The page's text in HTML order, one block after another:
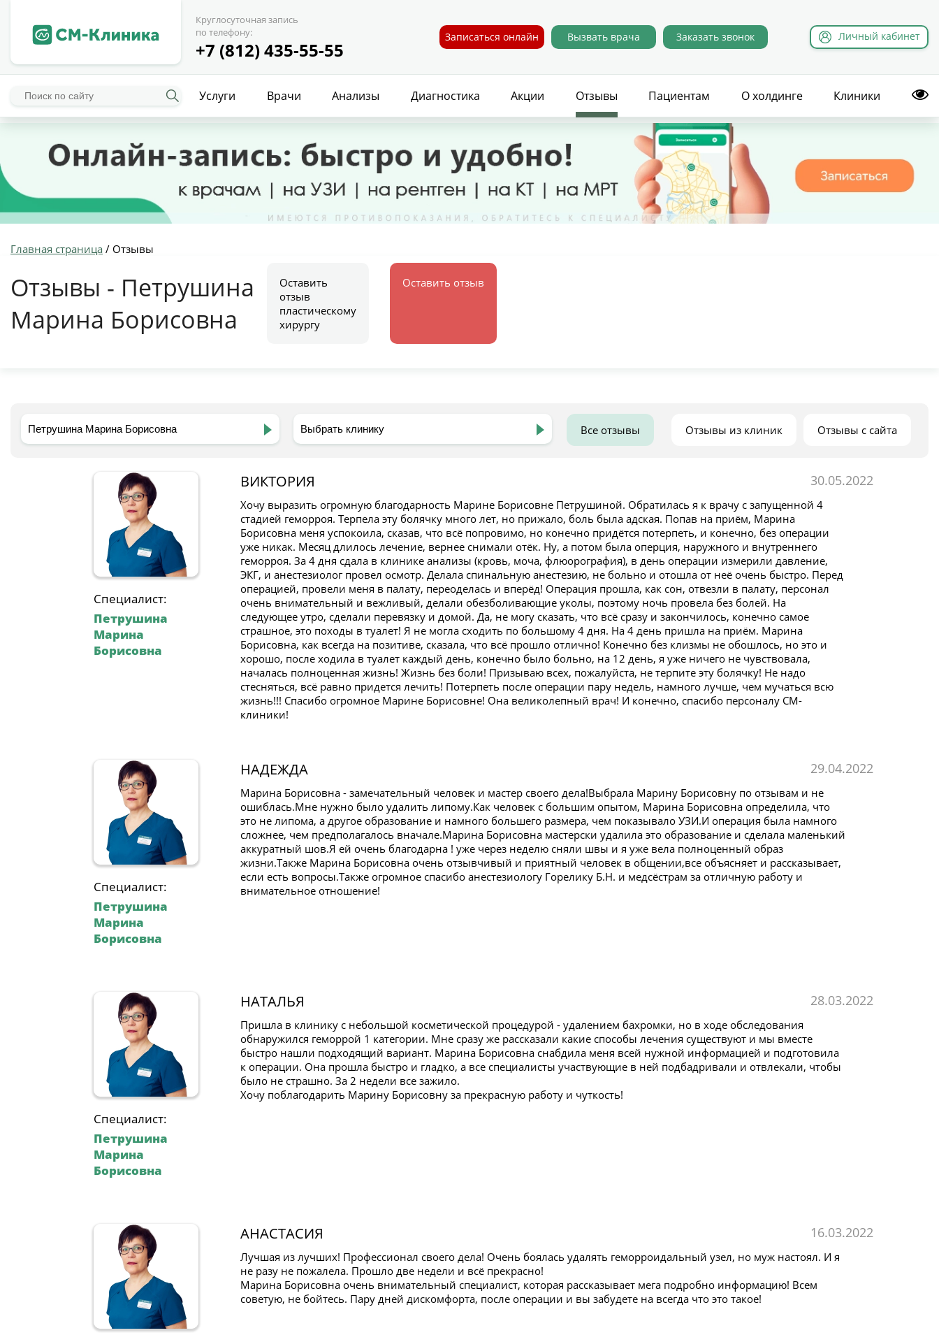
Круглосуточная запись
по телефону:
+7 (812) 435-55-55
Записаться онлайн Вызвать врача Заказать звонок Личный кабинет
Услуги Врачи Анализы Диагностика Акции Отзывы Пациентам О холдинге Клиники
Главная страница / Отзывы
Отзывы - Петрушина
Марина Борисовна
Оставить
отзыв
пластическому
хирургу
Оставить отзыв
Отзывы с сайта
Отзывы из клиник
Все отзывы
Специалист:
Петрушина
Марина
Борисовна
ВИКТОРИЯ 30.05.2022
Хочу выразить огромную благодарность Марине Борисовне Петрушиной. Обратилась я к врачу с запущенной 4
стадией геморроя. Терпела эту болячку много лет, но прижало, боль была адская. Попав на приём, Марина
Борисовна меня успокоила, сказав, что всё попровимо, но конечно придётся потерпеть, и конечно, без операции
уже никак. Месяц длилось лечение, вернее снимали отёк. Ну, а потом была оперция, наружного и внутреннего
геморроя. За 4 дня сдала в клинике анализы (кровь, моча, флюорография), в день операции измерили давление,
ЭКГ, и анестезиолог провел осмотр. Делала спинальную анестезию, не больно и отошла от неё очень быстро. Перед
операцией, провели меня в палату, переоделась и вперёд! Операция прошла, как сон, отвезли в палату, персонал
очень внимательный и вежливый, делали обезболивающие уколы, поэтому ночь провела без болей. На
следующее утро, сделали перевязку и домой. Да, не могу сказать, что всё сразу и закончилось, конечно самое
страшное, это походы в туалет! Я не могла сходить по большому 4 дня. На 4 день пришла на приём. Марина
Борисовна, как всегда на позитиве, сказала, что всё прошло отлично! Конечно без клизмы не обошлось, но это и
хорошо, после ходила в туалет каждый день, конечно было больно, на 12 день, я уже ничего не чувствовала,
началась полноценная жизнь! Жизнь без боли! Призываю всех, пожалуйста, не терпите эту болячку! Не надо
стесняться, всё равно придется лечить! Потерпеть после операции пару недель, намного лучше, чем мучаться всю
жизнь!!! Спасибо огромное Марине Борисовне! Она великолепный врач! И конечно, спасибо персоналу СМ-
клиники!
Специалист:
Петрушина
Марина
Борисовна
НАДЕЖДА 29.04.2022
Марина Борисовна - замечательный человек и мастер своего дела!Выбрала Марину Борисовну по отзывам и не
ошиблась.Мне нужно было удалить липому.Как человек с большим опытом, Марина Борисовна определила, что
это не липома, а другое образование и намного большего размера, чем показывало УЗИ.И операция была намного
сложнее, чем предполагалось вначале.Марина Борисовна мастерски удалила это образование и сделала маленький
аккуратный шов.Я ей очень благодарна ! уже через неделю сняли швы и я уже вела полноценный образ
жизни.Также Марина Борисовна очень отзывчивый и приятный человек в общении,все объясняет и рассказывает,
если есть вопросы.Также огромное спасибо анестезиологу Горелику Б.Н. и медсёстрам за отличную работу и
внимательное отношение!
Специалист:
Петрушина
Марина
Борисовна
НАТАЛЬЯ 28.03.2022
Пришла в клинику с небольшой косметической процедурой - удалением бахромки, но в ходе обследования
обнаружился геморрой 1 категории. Мне сразу же рассказали какие способы лечения существуют и мы вместе
быстро нашли подходящий вариант. Марина Борисовна снабдила меня всей нужной информацией и подготовила
к операции. Она прошла быстро и гладко, а все специалисты участвующие в ней подбадривали и отвлекали, чтобы
было не страшно. За 2 недели все зажило.
Хочу поблагодарить Марину Борисовну за прекрасную работу и чуткость!
АНАСТАСИЯ 16.03.2022
Лучшая из лучших! Профессионал своего дела! Очень боялась удалять геморроидальный узел, но муж настоял. И я
не разу не пожалела. Прошло две недели и всё прекрасно!
Марина Борисовна очень внимательный специалист, которая рассказывает мега подробно информацию! Всем
советую, не бойтесь. Пару дней дискомфорта, после операции и вы забудете на всегда что это такое!